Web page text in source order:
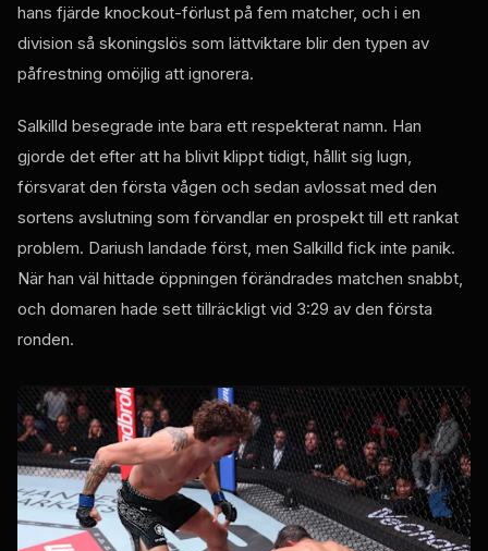
hans fjärde knockout-förlust på fem matcher, och i en
division så skoningslös som lättviktare blir den typen av
påfrestning omöjlig att ignorera.
Salkilld besegrade inte bara ett respekterat namn. Han
gjorde det efter att ha blivit klippt tidigt, hållit sig lugn,
försvarat den första vågen och sedan avlossat med den
sortens avslutning som förvandlar en prospekt till ett rankat
problem. Dariush landade först, men Salkilld fick inte panik.
När han väl hittade öppningen förändrades matchen snabbt,
och domaren hade sett tillräckligt vid 3:29 av den första
ronden.